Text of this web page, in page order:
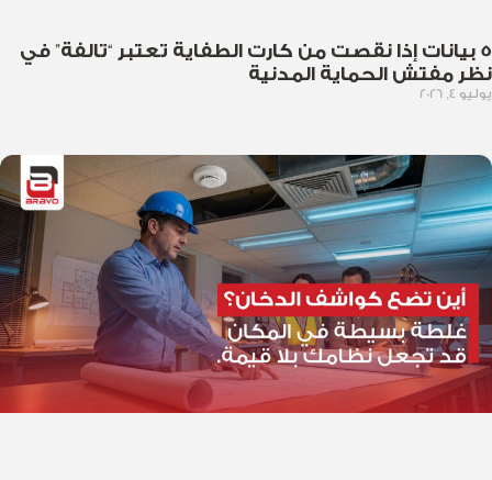
5 بيانات إذا نقصت من كارت الطفاية تعتبر “تالفة” في
نظر مفتش الحماية المدنية
يوليو 4, 2026